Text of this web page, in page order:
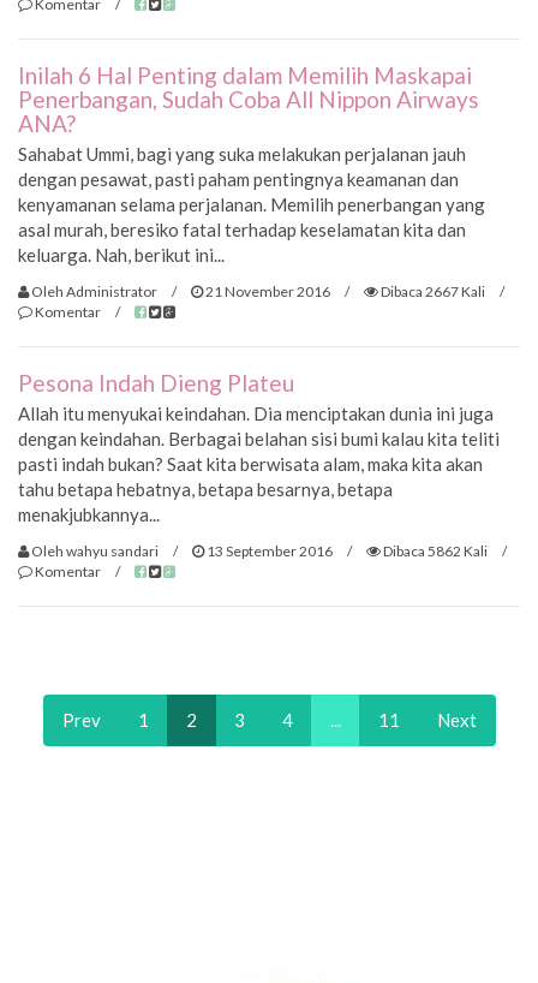
Komentar /
Inilah 6 Hal Penting dalam Memilih Maskapai
Penerbangan, Sudah Coba All Nippon Airways
ANA?
Sahabat Ummi, bagi yang suka melakukan perjalanan jauh
dengan pesawat, pasti paham pentingnya keamanan dan
kenyamanan selama perjalanan. Memilih penerbangan yang
asal murah, beresiko fatal terhadap keselamatan kita dan
keluarga. Nah, berikut ini...
Oleh Administrator / 21 November 2016 / Dibaca 2667 Kali
/
Komentar
/
Pesona Indah Dieng Plateu
Allah itu menyukai keindahan. Dia menciptakan dunia ini juga
dengan keindahan. Berbagai belahan sisi bumi kalau kita teliti
pasti indah bukan? Saat kita berwisata alam, maka kita akan
tahu betapa hebatnya, betapa besarnya, betapa
menakjubkannya...
Oleh wahyu sandari / 13 September 2016 / Dibaca 5862 Kali
/
Komentar
/
Prev 1 2 3 4 ... 11 Next